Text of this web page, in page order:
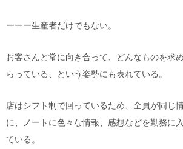
ーーー生産者だけでもない。
お客さんと常に向き合って、どんなものを求
らっている、という姿勢にも表れている。
店はシフト制で回っているため、全員が同じ
に、ノートに色々な情報、感想などを勤務に
ている。